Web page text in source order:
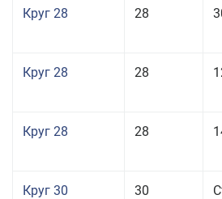
Круг 28 28
Круг 28 28
Круг 28 28
Круг 30 30